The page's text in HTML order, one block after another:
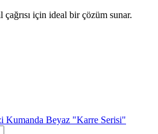
için ideal bir çözüm sunar.
Kumanda Beyaz "Karre Serisi"